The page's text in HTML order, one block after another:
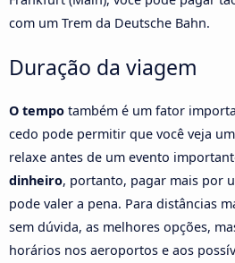
com um Trem da Deutsche Bahn.
Duração da viagem
O tempo também é um fator
cedo pode permitir que você veja
relaxe antes de um evento
dinheiro, portanto, pagar mais por
pode valer a pena. Para distâncias
sem dúvida, as melhores opções,
horários nos aeroportos e aos